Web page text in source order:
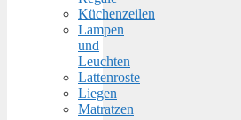
Küchenzeilen
Lampen
und
Leuchten
Lattenroste
Liegen
Matratzen